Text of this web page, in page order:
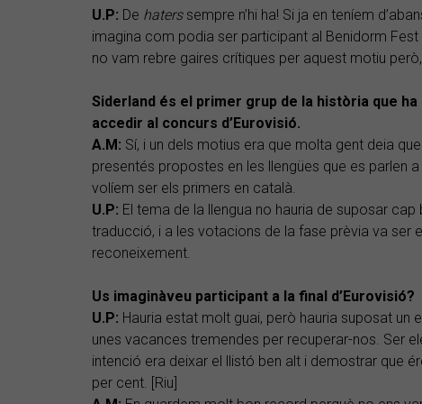
U.P: De haterssempre n’hi ha! Si ja en teníem
imagina com podia ser participant al Benidorm
no vam rebre gaires crítiques per aquest motiu
Siderland és el primer grup de la història que
accedir al concurs d’Eurovisió.
A.M: Sí, i un dels motius era que molta gent deia
presentés propostes en les llengües que es parlen
volíem ser els primers en català.
U.P: El tema de la llengua no hauria de suposar cap
traducció, i a les votacions de la fase prèvia va ser
reconeixement.
Us imaginàveu participant a la final d’Eurovisió?
U.P: Hauria estat molt guai, però hauria suposat un
unes vacances tremendes per recuperar-nos. Ser
intenció era deixar el llistó ben alt i demostrar que
per cent. [Riu]